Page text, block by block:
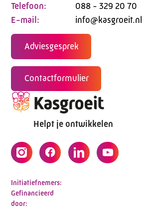
Telefoon:
088 - 329 20 70
E-mail:
info@kasgroeit.nl
Adviesgesprek
Contactformulier
Helpt je ontwikkelen
Initiatiefnemers:
Gefinancieerd
door: